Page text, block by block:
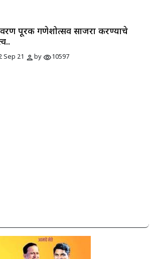
पूरक गणेशोत्सव साजरा करण्याचे
Sep 21 personbyvisibility10597